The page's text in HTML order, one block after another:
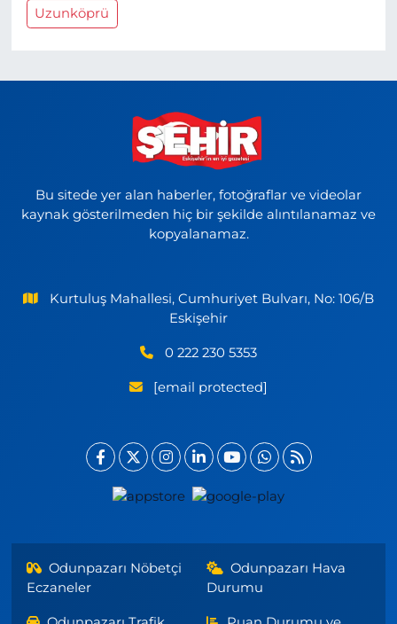
Uzunköprü
Bu sitede yer alan haberler, fotoğraflar ve videolar
kaynak gösterilmeden hiç bir şekilde alıntılanamaz ve
kopyalanamaz.
Kurtuluş Mahallesi, Cumhuriyet Bulvarı, No: 106/B
Eskişehir
0 222 230 5353
[email protected]
Odunpazarı Nöbetçi
Eczaneler
Odunpazarı Hava
Durumu